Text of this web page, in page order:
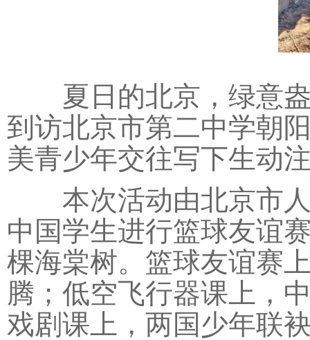
夏日的北京，绿意盎
到访北京市第二中学朝
美青少年交往写下生动
本次活动由北京市人
中国学生进行篮球友谊
棵海棠树。篮球友谊赛
腾；低空飞行器课上，
戏剧课上，两国少年联